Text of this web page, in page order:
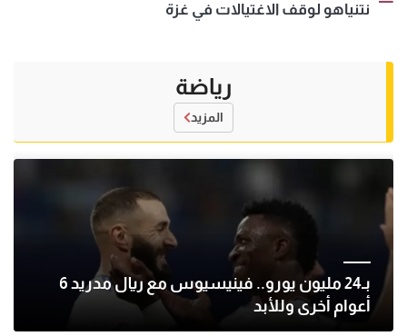
نتنياهو لوقف الاغتيالات في غزة
رياضة
المزيد
بـ24 مليون يورو.. فينيسيوس مع ريال مدريد 6
أعوام أخرى وللأبد